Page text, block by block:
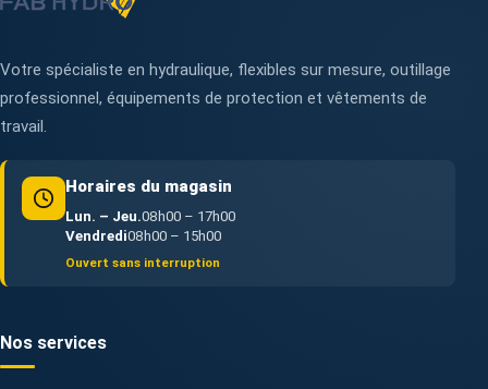
Votre spécialiste en hydraulique, flexibles sur mesure, outillage
professionnel, équipements de protection et vêtements de
travail.
Horaires du magasin
Lun. – Jeu.08h00 – 17h00
Vendredi08h00 – 15h00
Ouvert sans interruption
Nos services